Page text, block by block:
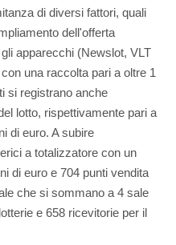
di diversi fattori, quali
dell'offerta
apparecchi (Newslot, VLT
una raccolta pari a oltre 1
si registrano anche
lotto, rispettivamente pari a
di euro. A subire
a totalizzatore con un
di euro e 704 punti vendita
che si sommano a 4 sale
e 658 ricevitorie per il